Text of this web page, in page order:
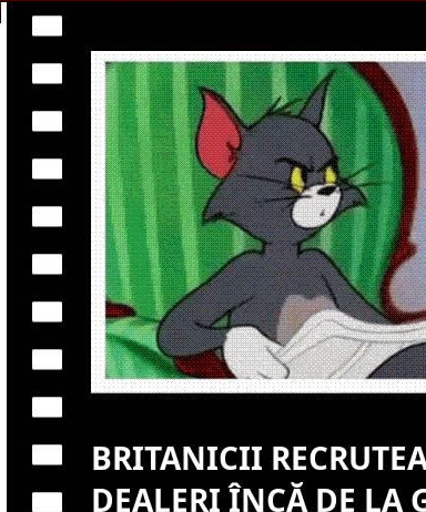
BRITANICII
DEALERI ÎNCĂ DE LA